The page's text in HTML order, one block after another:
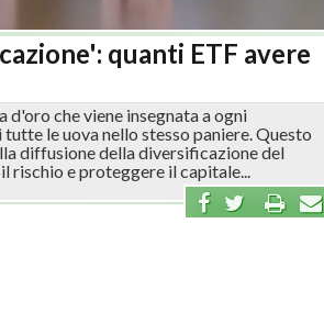
quanti ETF avere
che viene insegnata a ogni
le uova nello stesso paniere. Questo
diffusione della diversificazione del
rischio e proteggere il capitale...